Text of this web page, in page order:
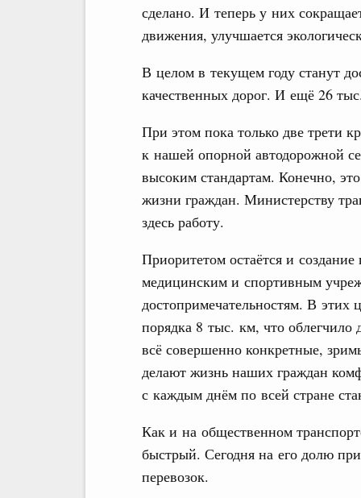
сделано. И теперь у них
движения, улучшается
В целом в текущем году станут
качественных дорог. И ещё 26
При этом пока только две трети
к нашей опорной автодорожной
высоким стандартам. Конечно,
жизни граждан. Министерству
здесь работу.
Приоритетом остаётся и
медицинским и спортивным
достопримечательностям. В этих
порядка 8 тыс. км, что облегчило
всё совершенно конкретные,
делают жизнь наших граждан
с каждым днём по всей стране
Как и на общественном
быстрый. Сегодня на его долю
перевозок.